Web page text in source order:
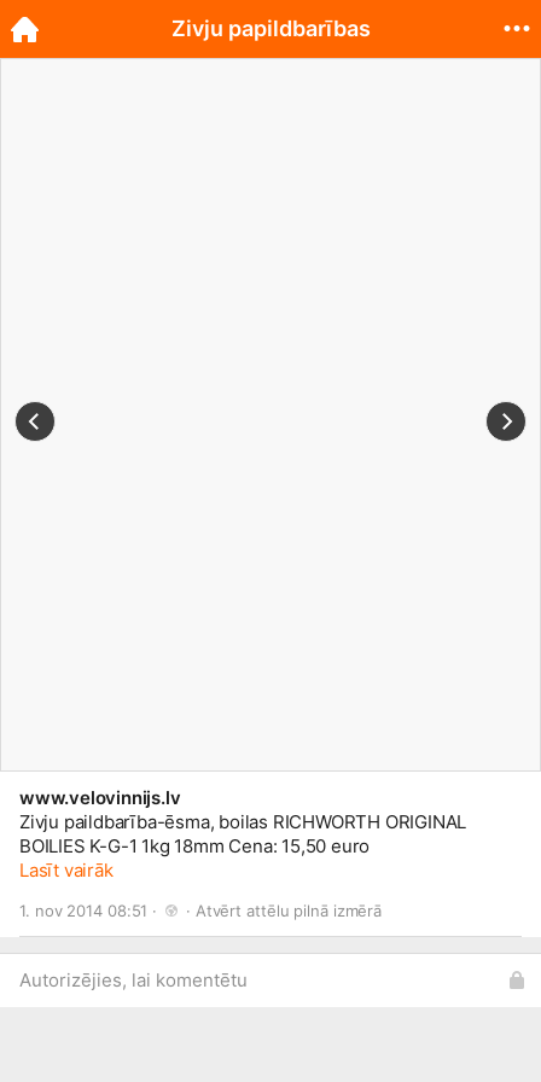
www.velovinnijs.lv
Zivju paildbarība-ēsma, boilas RICHWORTH ORIGINAL
BOILIES K-G-1 1kg 18mm Cena: 15,50 euro
Lasīt vairāk
1. nov 2014 08:51 · · Atvērt attēlu pilnā izmērā
Autorizējies, lai komentētu
Zivju papildbarības